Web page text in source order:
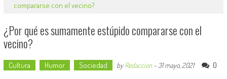
compararse con el vecino?
¿Por qué es sumamente estúpido compararse con el
vecino?
Cultura Humor Sociedad byRedaccion- 31 mayo, 2021 0